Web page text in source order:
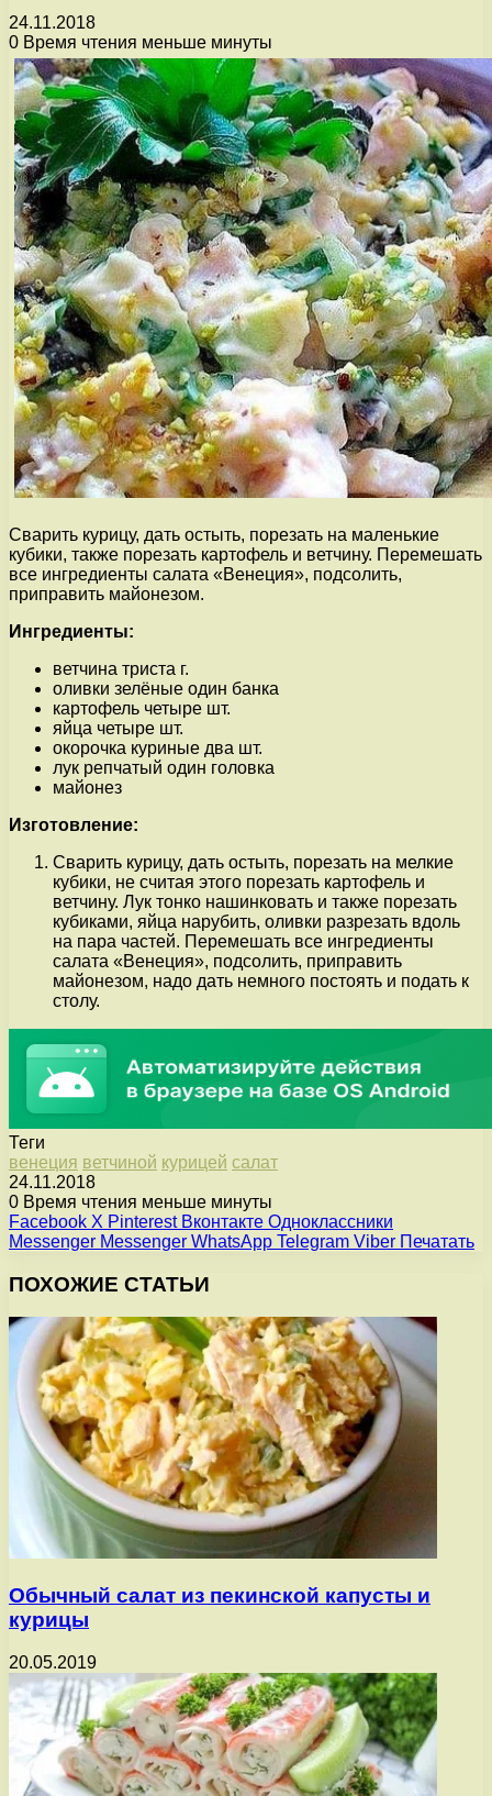
24.11.2018
0 Время чтения меньше минуты
Сварить курицу, дать остыть, порезать на маленькие
кубики, также порезать картофель и ветчину. Перемешать
все ингредиенты салата «Венеция», подсолить,
приправить майонезом.
Ингредиенты:
ветчина триста г.
оливки зелёные один банка
картофель четыре шт.
яйца четыре шт.
окорочка куриные два шт.
лук репчатый один головка
майонез
Изготовление:
Сварить курицу, дать остыть, порезать на мелкие
кубики, не считая этого порезать картофель и
ветчину. Лук тонко нашинковать и также порезать
кубиками, яйца нарубить, оливки разрезать вдоль
на пара частей. Перемешать все ингредиенты
салата «Венеция», подсолить, приправить
майонезом, надо дать немного постоять и подать к
столу.
Теги
венеция ветчиной курицей салат
24.11.2018
0 Время чтения меньше минуты
Facebook X Pinterest Вконтакте Одноклассники
Messenger Messenger WhatsApp Telegram Viber Печатать
ПОХОЖИЕ СТАТЬИ
Обычный салат из пекинской капусты и
курицы
20.05.2019